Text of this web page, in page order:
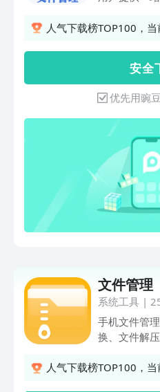
作，还进行
解压缩服务
支持创建、
户分类整理
文件操作：
能，满足用
2-文件解压
缩算法，确
积。无损解
解压，确保
多格式支持
用户不同的
片转PDF：
PDF，保持
转图片：支
方便用户查
效全能：集
体，全方位
应用优化算
行。内存消
人气下载榜TOP100，
安 全
优先用豌
文件管理
系统工具|
手机文件管
换、文件解
作简单，可
人气下载榜TOP100，